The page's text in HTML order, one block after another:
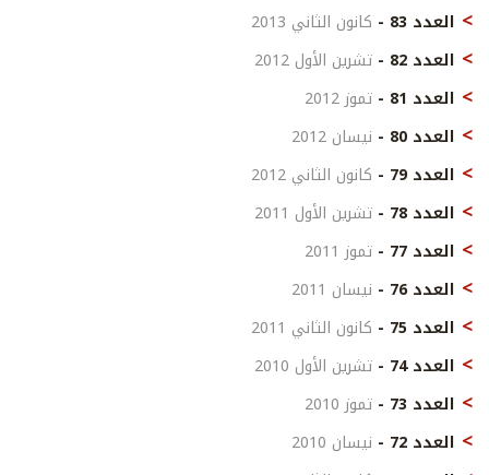
العدد 83 -
كانون الثاني 2013
العدد 82 -
تشرين الأول 2012
العدد 81 -
تموز 2012
العدد 80 -
نيسان 2012
العدد 79 -
كانون الثاني 2012
العدد 78 -
تشرين الأول 2011
العدد 77 -
تموز 2011
العدد 76 -
نيسان 2011
العدد 75 -
كانون الثاني 2011
العدد 74 -
تشرين الأول 2010
العدد 73 -
تموز 2010
العدد 72 -
نيسان 2010